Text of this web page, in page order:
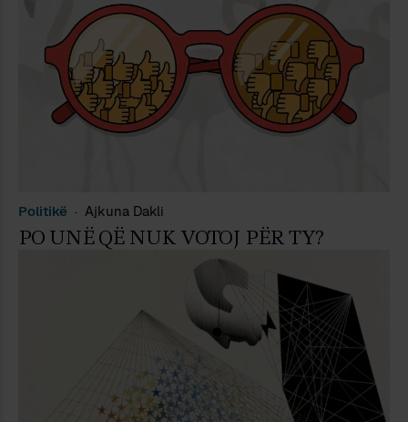
Politikë Ajkuna Dakli
PO UNË QË NUK VOTOJ PËR TY?